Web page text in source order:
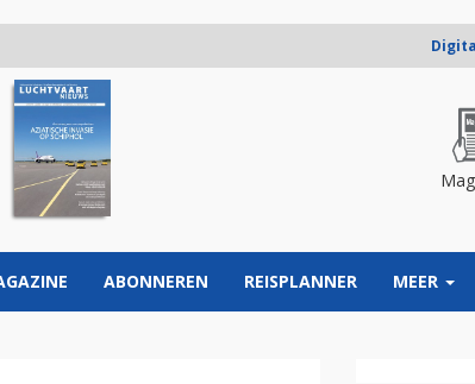
ABONNEREN REISPLANNER MEER